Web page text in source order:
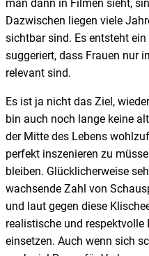
man dann in Filmen sieht,
Dazwischen liegen viele
sichtbar sind. Es entsteht
suggeriert, dass Frauen nur
relevant sind.
Es ist ja nicht das Ziel,
bin auch noch lange keine
der Mitte des Lebens
perfekt inszenieren zu
bleiben. Glücklicherweise
wachsende Zahl von
und laut gegen diese
realistische und respektvolle
einsetzen. Auch wenn sich